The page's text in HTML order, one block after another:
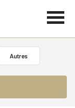
Autres